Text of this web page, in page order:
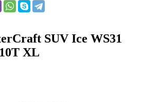
SUV Ice WS31
XL